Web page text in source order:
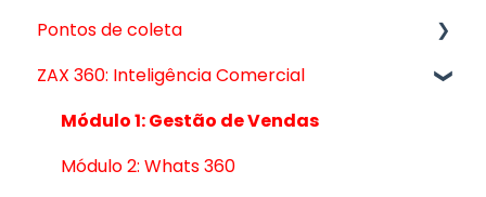
Vendas
Anúncios
Melhorias para o seu cliente
Catálogo
Pontos de coleta
Guia de Entrega de Pacotes
São Paulo (SP)
Barueri (SP)
ZAX 360: Inteligência Comercial
Módulo 1: Gestão de Vendas
Módulo 2: Whats 360